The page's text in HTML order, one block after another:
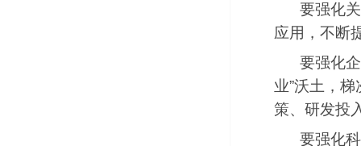
要强化
应用，不断
要强化
业”沃土，
策、研发投
要强化